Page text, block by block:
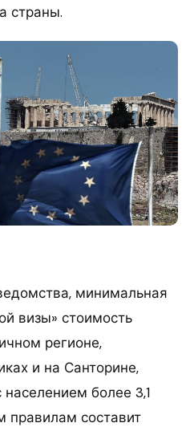
страны.
минимальная
визы» стоимость
регионе,
и на Санторине,
более 3,1
правилам составит